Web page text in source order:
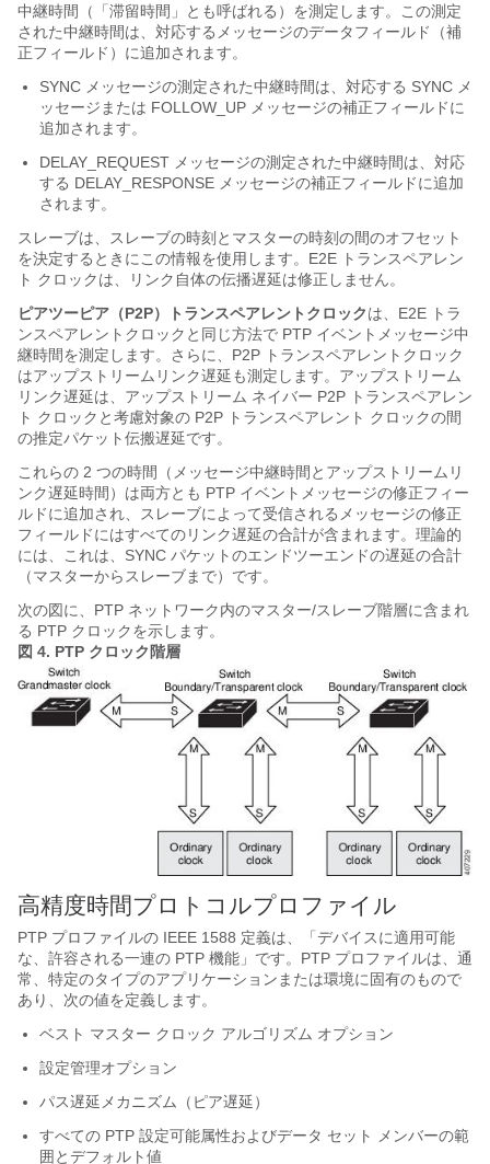
中継時間（「滞留時間」とも呼ばれる）を測定します。この測定
された中継時間は、対応するメッセージのデータフィールド（補
正フィールド）に追加されます。
SYNC メッセージの測定された中継時間は、対応する SYNC メ
ッセージまたは FOLLOW_UP メッセージの補正フィールドに
追加されます。
DELAY_REQUEST メッセージの測定された中継時間は、対応
する DELAY_RESPONSE メッセージの補正フィールドに追加
されます。
スレーブは、スレーブの時刻とマスターの時刻の間のオフセット
を決定するときにこの情報を使用します。E2E トランスペアレン
ト クロックは、リンク自体の伝播遅延は修正しません。
ピアツーピア（P2P）トランスペアレントクロックは、E2E トラ
ンスペアレントクロックと同じ方法で PTP イベントメッセージ中
継時間を測定します。さらに、P2P トランスペアレントクロック
はアップストリームリンク遅延も測定します。アップストリーム
リンク遅延は、アップストリーム ネイバー P2P トランスペアレン
ト クロックと考慮対象の P2P トランスペアレント クロックの間
の推定パケット伝搬遅延です。
これらの 2 つの時間（メッセージ中継時間とアップストリームリ
ンク遅延時間）は両方とも PTP イベントメッセージの修正フィー
ルドに追加され、スレーブによって受信されるメッセージの修正
フィールドにはすべてのリンク遅延の合計が含まれます。理論的
には、これは、SYNC パケットのエンドツーエンドの遅延の合計
（マスターからスレーブまで）です。
次の図に、PTP ネットワーク内のマスター/スレーブ階層に含まれ
る PTP クロックを示します。
図 4. PTP クロック階層
高精度時間プロトコルプロファイル
PTP プロファイルの IEEE 1588 定義は、「デバイスに適用可能
な、許容される一連の PTP 機能」です。PTP プロファイルは、通
常、特定のタイプのアプリケーションまたは環境に固有のもので
あり、次の値を定義します。
ベスト マスター クロック アルゴリズム オプション
設定管理オプション
パス遅延メカニズム（ピア遅延）
すべての PTP 設定可能属性およびデータ セット メンバーの範
囲とデフォルト値